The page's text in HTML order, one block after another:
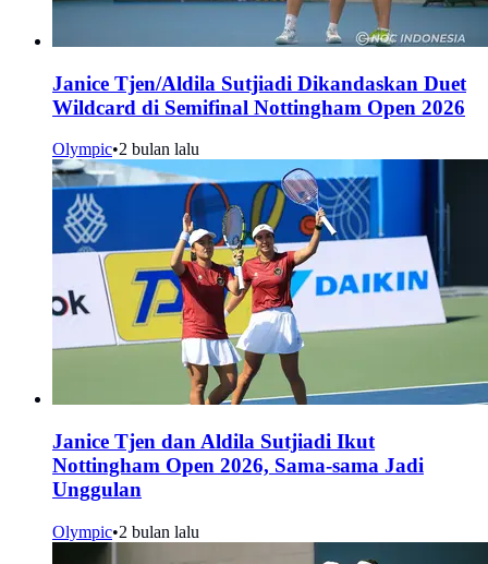
Janice Tjen/Aldila Sutjiadi Dikandaskan Duet
Wildcard di Semifinal Nottingham Open 2026
Olympic•2 bulan lalu
Janice Tjen dan Aldila Sutjiadi Ikut
Nottingham Open 2026, Sama-sama Jadi
Unggulan
Olympic•2 bulan lalu